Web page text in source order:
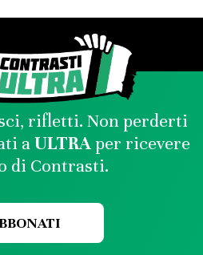
rifletti. Non perderti
aULTRAper ricevere
di Contrasti.